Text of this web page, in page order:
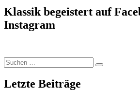
Klassik begeistert auf
Instagram
Suchen
nach:
Suchen
Letzte Beiträge